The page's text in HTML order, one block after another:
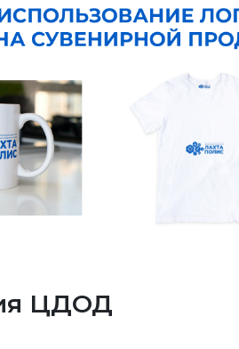
ЦДОД